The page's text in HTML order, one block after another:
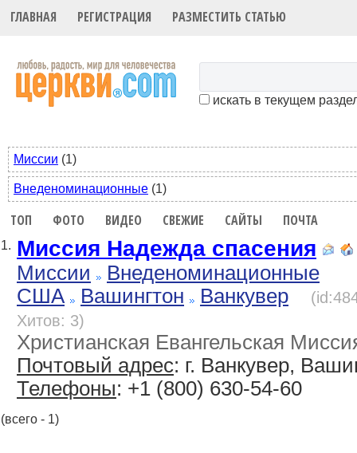
ГЛАВНАЯ РЕГИСТРАЦИЯ РАЗМЕСТИТЬ СТАТЬЮ
искать в текущем
Миссии (1)
Внеденоминационные (1)
ТОП ФОТО ВИДЕО СВЕЖИЕ САЙТЫ ПОЧТА
1. Миссия Надежда спасения
Миссии
Внеденоминационные
США
Вашингтон Ванкувер
Хитов: 3)
Христианская Евангельская
Почтовый адрес: г. Ванкувер,
Телефоны: +1 (800) 630-54-60
(всего - 1)